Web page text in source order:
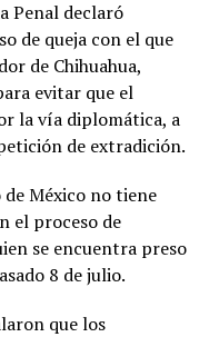
Penal declaró
de queja con el que
de Chihuahua,
evitar que el
la vía diplomática, a
de extradición.
México no tiene
el proceso de
se encuentra preso
8 de julio.
que los